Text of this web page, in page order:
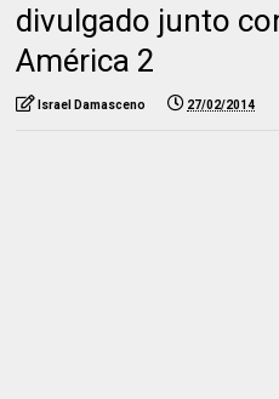
divulgado junto
América 2
Israel Damasceno 27/02/2014